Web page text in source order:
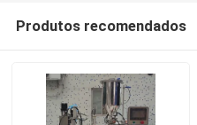
Produtos recomendados